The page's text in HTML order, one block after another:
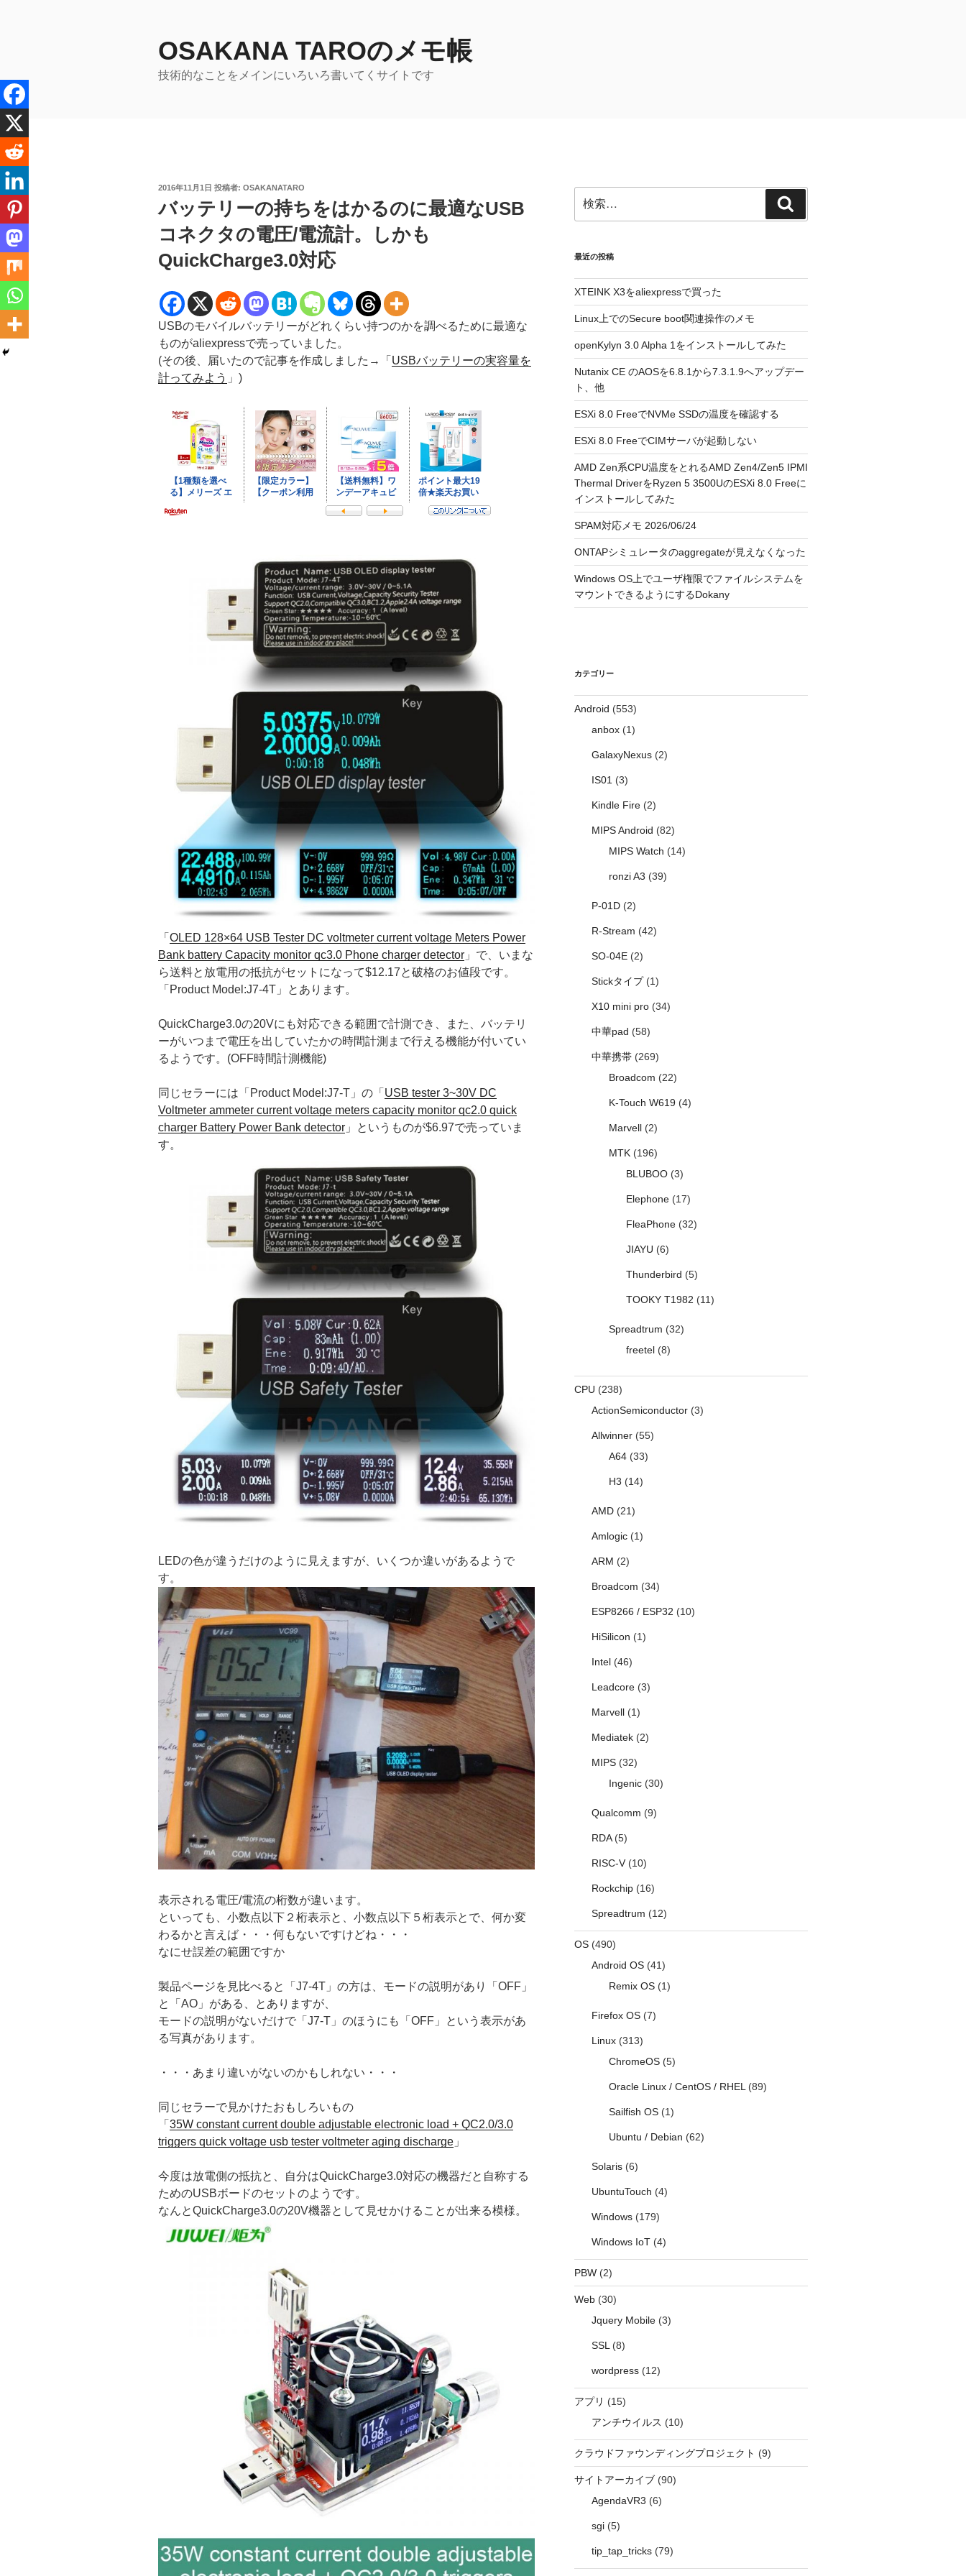
へ
ス
キ
プ
OSAKANA TAROのメモ帳
技術的なことをメインにいろいろ書いてくサイトです
投
日:
2016年11月1日 投稿者: OSAKANATARO
バッテリーの持ちをはかるのに最適なUSB
コネクタの電圧/電流計。しかも
QuickCharge3.0対応
USBのモバイルバッテリーがどれくらい持つのかを調べるために最適な
ものがaliexpressで売っていました。
(その後、届いたので記事を作成しました→「 USBバッテリーの実容量を
計ってみよう 」)
「 OLED 128×64 USB Tester DC voltmeter current voltage Meters Power
Bank battery Capacity monitor qc3.0 Phone charger detector 」で、いまな
ら送料と放電用の抵抗がセットになって$12.17と破格のお値段です。
「Product Model:J7-4T」とあります。
QuickCharge3.0の20Vにも対応できる範囲で計測でき、また、バッテリ
ーがいつまで電圧を出していたかの時間計測まで行える機能が付いてい
るようです。(OFF時間計測機能)
同じセラーには「Product Model:J7-T」の「 USB tester 3~30V DC
Voltmeter ammeter current voltage meters capacity monitor qc2.0 quick
charger Battery Power Bank detector 」というものが$6.97で売っていま
す。
LEDの色が違うだけのように見えますが、いくつか違いがあるようで
す。
表示される電圧/電流の桁数が違います。
といっても、小数点以下２桁表示と、小数点以下５桁表示とで、何か変
わるかと言えば・・・何もないですけどね・・・
なにせ誤差の範囲ですか
製品ページを見比べると「J7-4T」の方は、モードの説明があり「OFF」
と「AO」がある、とありますが、
モードの説明がないだけで「J7-T」のほうにも「OFF」という表示があ
る写真があります。
・・・あまり違いがないのかもしれない・・・
同じセラーで見かけたおもしろいもの
「 35W constant current double adjustable electronic load + QC2.0/3.0
triggers quick voltage usb tester voltmeter aging discharge 」
今度は放電側の抵抗と、自分はQuickCharge3.0対応の機器だと自称する
ためのUSBボードのセットのようです。
なんとQuickCharge3.0の20V機器として見せかけることが出来る模様。
索:
索
最近の投稿
XTEINK X3をaliexpressで買った
Linux上でのSecure boot関連操作のメモ
openKylyn 3.0 Alpha 1をインストールしてみた
Nutanix CE のAOSを6.8.1から7.3.1.9へアップデー
ト、他
ESXi 8.0 FreeでNVMe SSDの温度を確認する
ESXi 8.0 FreeでCIMサーバが起動しない
AMD Zen系CPU温度をとれるAMD Zen4/Zen5 IPMI
Thermal DriverをRyzen 5 3500UのESXi 8.0 Freeに
インストールしてみた
SPAM対応メモ 2026/06/24
ONTAPシミュレータのaggregateが見えなくなった
Windows OS上でユーザ権限でファイルシステムを
マウントできるようにするDokany
カテゴリー
Android (553)
anbox(1)
GalaxyNexus(2)
IS01(3)
Kindle Fire(2)
MIPS Android (82)
MIPS Watch (14)
ronzi A3 (39)
P-01D(2)
R-Stream (42)
SO-04E(2)
Stickタイプ(1)
X10 mini pro(34)
中華pad (58)
中華携帯(269)
Broadcom (22)
K-Touch W619(4)
Marvell(2)
MTK(196)
BLUBOO(3)
Elephone(17)
FleaPhone(32)
JIAYU (6)
Thunderbird (5)
TOOKY T1982 (11)
Spreadtrum (32)
freetel(8)
CPU (238)
ActionSemiconductor(3)
Allwinner(55)
A64(33)
H3 (14)
AMD(21)
Amlogic(1)
ARM (2)
Broadcom (34)
ESP8266 / ESP32 (10)
HiSilicon (1)
Intel(46)
Leadcore(3)
Marvell(1)
Mediatek(2)
MIPS(32)
Ingenic(30)
Qualcomm (9)
RDA(5)
RISC-V(10)
Rockchip(16)
Spreadtrum (12)
OS(490)
Android OS(41)
Remix OS(1)
Firefox OS(7)
Linux(313)
ChromeOS(5)
Oracle Linux / CentOS / RHEL(89)
Sailfish OS(1)
Ubuntu / Debian (62)
Solaris(6)
UbuntuTouch (4)
Windows(179)
Windows IoT(4)
PBW(2)
Web(30)
Jquery Mobile(3)
SSL(8)
wordpress(12)
アプリ (15)
アンチウイルス (10)
クラウドファウンディングプロジェクト (9)
サイトアーカイブ(90)
AgendaVR3 (6)
sgi(5)
tip_tap_tricks(79)